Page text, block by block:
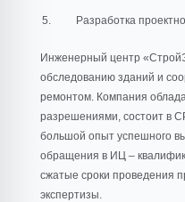
Разработка
Инженерный центр
обследованию зданий и
ремонтом. Компания
разрешениями, состоит в
большой опыт успешного
обращения в ИЦ –
сжатые сроки проведения
экспертизы.